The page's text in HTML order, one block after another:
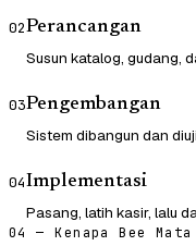
02Perancangan
Susun katalog, gudang,
03Pengembangan
Sistem dibangun dan
04Implementasi
Pasang, latih kasir, lalu
04 — Kenapa Bee Mata